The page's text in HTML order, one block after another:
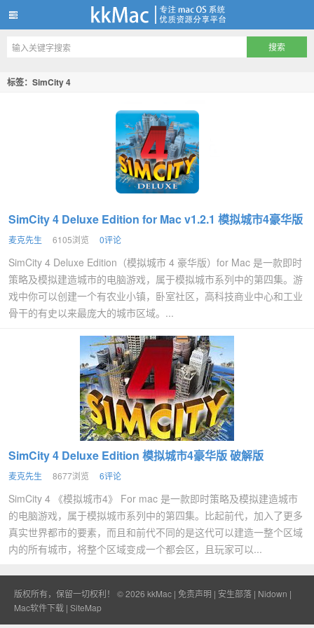
kkMac
标签：SimCity 4
SimCity 4 Deluxe Edition for Mac v1.2.1 模拟城市4豪华版
麦克先生 6105浏览 0评论
SimCity 4 Deluxe Edition（模拟城市 4 豪华版）for Mac 是一款即时
策略及模拟建造城市的电脑游戏，属于模拟城市系列中的第四集。游
戏中你可以创建一个有农业小镇，卧室社区，高科技商业中心和工业
骨干的有史以来最庞大的城市区域。...
SimCity 4 Deluxe Edition 模拟城市4豪华版 破解版
麦克先生 8677浏览 6评论
SimCity 4 《模拟城市4》 For mac 是一款即时策略及模拟建造城市
的电脑游戏，属于模拟城市系列中的第四集。比起前代，加入了更多
真实世界都市的要素，而且和前代不同的是这代可以建造一整个区域
内的所有城市，将整个区域变成一个都会区，且玩家可以...
版权所有，保留一切权利！ © 2026 kkMac | 免责声明 | 安生部落 | Nidown |
Mac软件下载 | SiteMap